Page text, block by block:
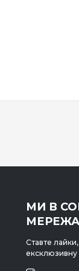
МИ В
Ставте лайки,
ексклюзивну